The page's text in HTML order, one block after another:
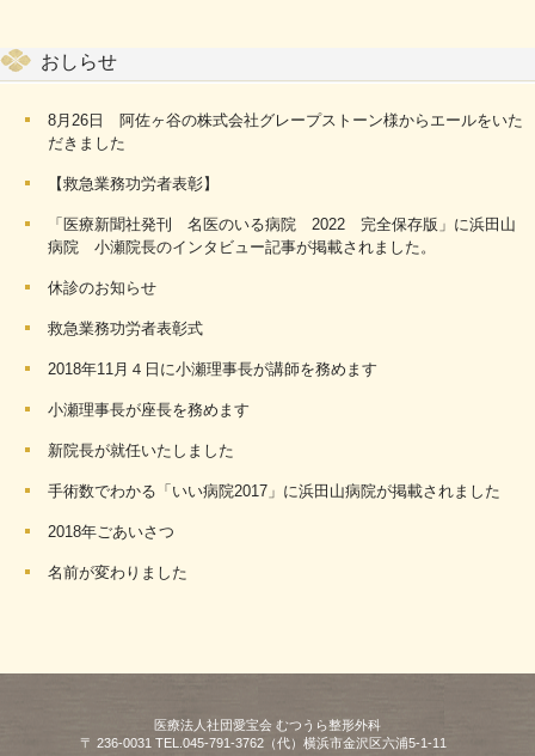
おしらせ
8月26日 阿佐ヶ谷の株式会社グレープストーン様からエールをいた
だきました
【救急業務功労者表彰】
「医療新聞社発刊 名医のいる病院 2022 完全保存版」に浜田山
病院 小瀬院長のインタビュー記事が掲載されました。
休診のお知らせ
救急業務功労者表彰式
2018年11月４日に小瀬理事長が講師を務めます
小瀬理事長が座長を務めます
新院長が就任いたしました
手術数でわかる「いい病院2017」に浜田山病院が掲載されました
2018年ごあいさつ
名前が変わりました
医療法人社団愛宝会 むつうら整形外科
〒 236-0031 TEL.045-791-3762（代）横浜市金沢区六浦5-1-11